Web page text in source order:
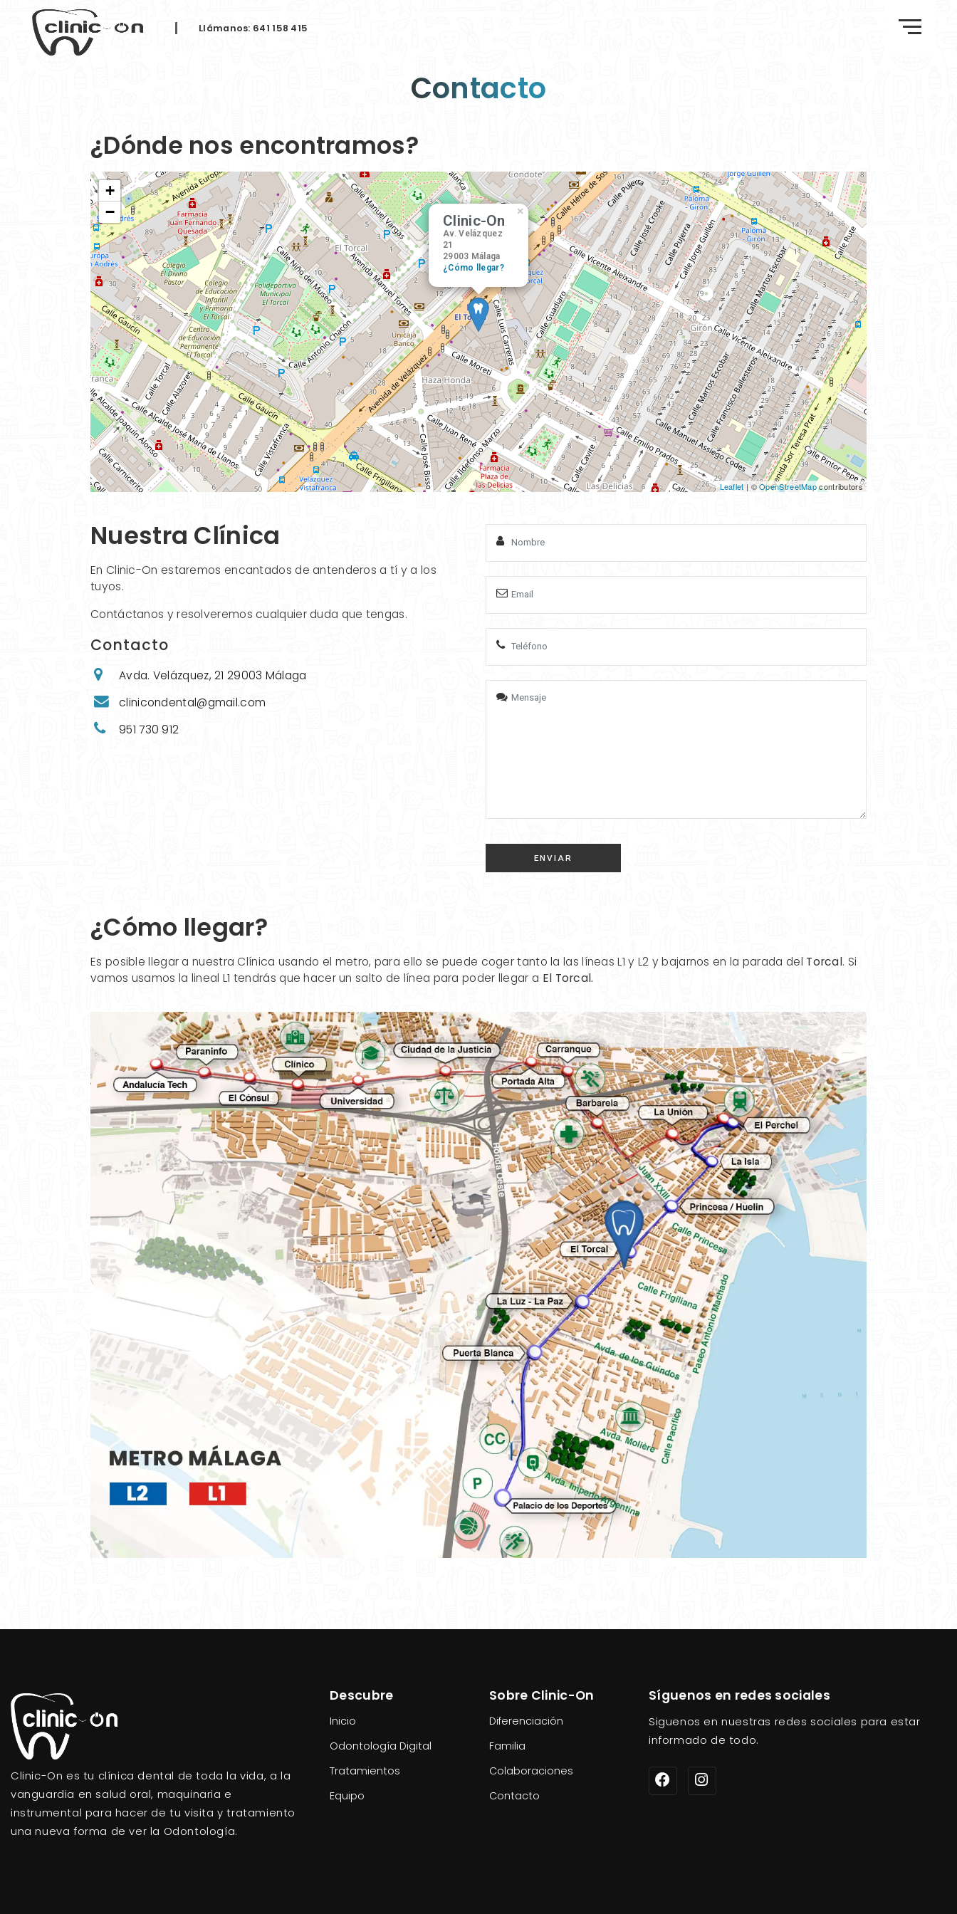
Llámanos: 641 158 415
Contacto
¿Dónde nos encontramos?
Clinic-On
Av. Velázquez
21
¿Cómo llegar?
×
+
−
Leaflet| ©OpenStreetMapcontributors
Nuestra Clínica
En Clinic-On estaremos encantados de antenderos a tí y a los
tuyos.
Contáctanos y resolveremos cualquier duda que tengas.
Contacto
Avda. Velázquez, 21 29003 Málaga
clinicondental@gmail.com
951 730 912
¿Cómo llegar?
Es posible llegar a nuestra Clínica usando el metro, para ello se puede coger tanto la las líneas L1 y L2 y bajarnos en la parada del Torcal. Si
vamos usamos la lineal L1 tendrás que hacer un salto de línea para poder llegar a El Torcal.
Clinic-On es tu clínica dental de toda la vida, a la
vanguardia en salud oral, maquinaria e
instrumental para hacer de tu visita y tratamiento
una nueva forma de ver la Odontología.
Descubre
Inicio
Odontología Digital
Tratamientos
Equipo
Sobre Clinic-On
Diferenciación
Familia
Colaboraciones
Contacto
Síguenos en redes sociales
Siguenos en nuestras redes sociales para estar
informado de todo.